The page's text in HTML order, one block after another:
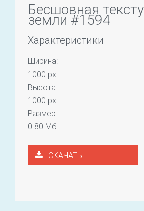
Бесшовная
земли #1594
Характеристики
Ширина:
1000 px
Высота:
1000 px
Размер:
0.80 Мб
СКАЧАТЬ